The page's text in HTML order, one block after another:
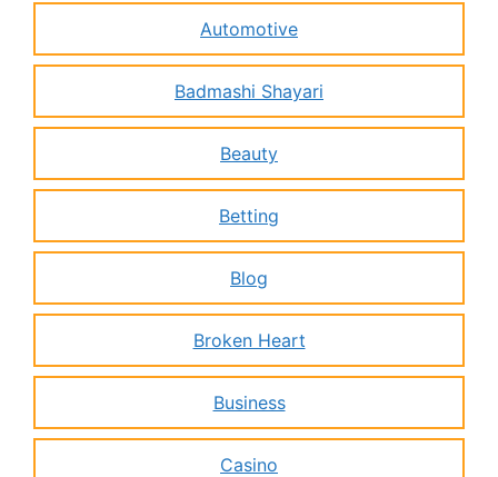
Automotive
Badmashi Shayari
Beauty
Betting
Blog
Broken Heart
Business
Casino